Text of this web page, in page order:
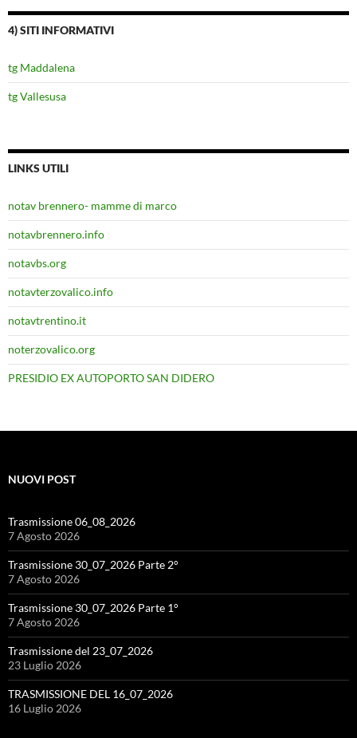
4) SITI INFORMATIVI
tg Maddalena
tg Vallesusa
LINKS UTILI
notav brennero- mamme di marco
notavbrennero.info
notavbs.org
notavterzovalico.info
notavtrentino.it
noterzovalico.org
PRESIDIO EX AUTOPORTO SAN DIDERO
NUOVI POST
Trasmissione 06_08_2026
7 Agosto 2026
Trasmissione 30_07_2026 Parte 2°
7 Agosto 2026
Trasmissione 30_07_2026 Parte 1°
7 Agosto 2026
Trasmissione del 23_07_2026
23 Luglio 2026
TRASMISSIONE DEL 16_07_2026
16 Luglio 2026